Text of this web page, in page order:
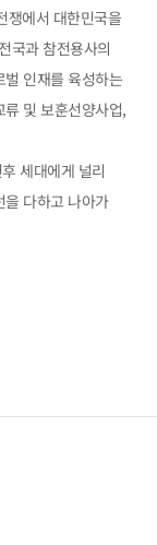
쟁에서 대한민국을
국과 참전용사의
인재를 육성하는
및 보훈선양사업,
세대에게 널리
을 다하고 나아가